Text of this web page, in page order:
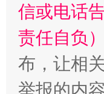
信或电话
责任自负）
布，让相
举报的内